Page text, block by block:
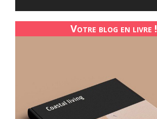
Votre blog en livre !